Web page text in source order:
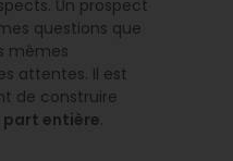
Un prospect
questions que
mêmes
attentes. Il est
de construire
part entière.